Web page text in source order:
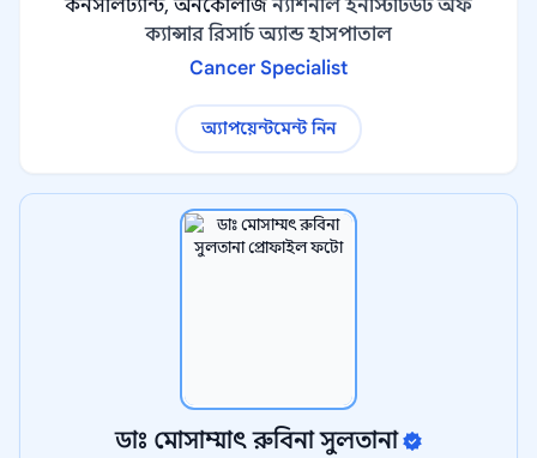
কনসালট্যান্ট, অনকোলজি ন্যাশনাল ইনস্টিটিউট অফ
ক্যান্সার রিসার্চ অ্যান্ড হাসপাতাল
Cancer Specialist
অ্যাপয়েন্টমেন্ট নিন
ডাঃ মোসাম্মাৎ রুবিনা সুলতানা